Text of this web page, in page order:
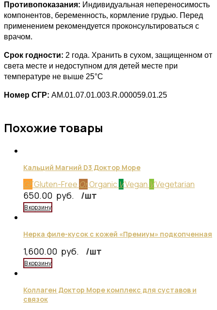
Противопоказания: И ндивидуальная непереносимость
компонентов, беременность, кормление грудью. Перед
применением рекомендуется проконсультироваться с
врачом.
Срок годности: 2 года. Хранить в сухом, защищенном от
света месте и недоступном для детей месте при
температуре не выше 25°C
Номер СГР: AM.01.07.01.003.R.000059.01.25
Похожие товары
Кальций Магний D3 Доктор Море
GFGluten-Free OrOrganic VVegan VVegetarian
650.00 руб. /шт
В корзину
Нерка филе-кусок с кожей «Премиум» подкопченная
1,600.00 руб. /шт
В корзину
Коллаген Доктор Море комплекс для суставов и
связок